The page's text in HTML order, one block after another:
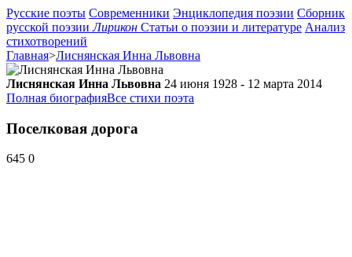
Русские поэты Современники Энциклопедия поэзии Сборник
русской поэзии Лирикон Статьи о поэзии и литературе Анализ
стихотворений
Главная>Лиснянская Инна Львовна
Лиснянская Инна Львовна 24 июня 1928 - 12 марта 2014
Полная биографияВсе стихи поэта
Поселковая дорога
645 0